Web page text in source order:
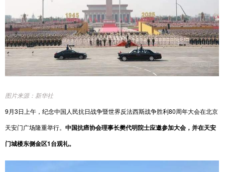
图片来源：新华社
9月3日上午，纪念中国人民抗日战争暨世界反法西斯战争胜利80周年大会在北京
天安门广场隆重举行。 中国抗癌协会理事长樊代明院士应邀参加大会，并在天安
门城楼东侧金区1台观礼。